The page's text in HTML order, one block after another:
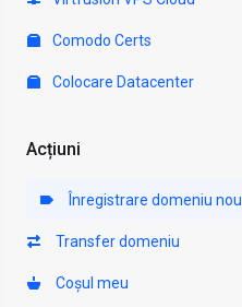
Comodo Certs
Colocare Datacenter
Acțiuni
Înregistrare domeniu nou
Transfer domeniu
Coșul meu